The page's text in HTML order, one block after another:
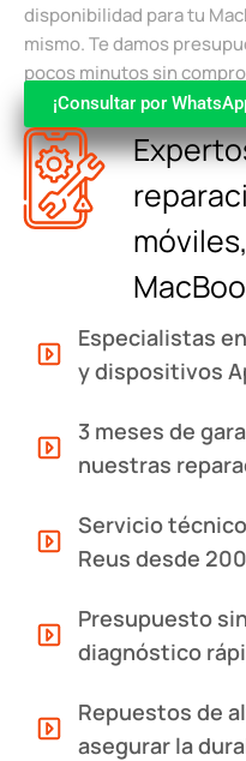
disponibilidad para tu
mismo. Te damos
pocos minutos sin
¡Consultar por
Especialistas
y dispositivos
3 meses de
nuestras
Servicio
Reus desde
Presupuesto
diagnóstico
Repuestos de
asegurar la